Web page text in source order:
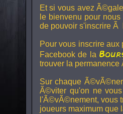
Et si vous avez
le bienvenu pour
de pouvoir s'inscrire Ã
Pour vous inscrire
Facebook de la
trouver la
Sur chaque
Ã©viter qu'on ne
l'Ã©vÃ©nement, vous
joueurs maximum que